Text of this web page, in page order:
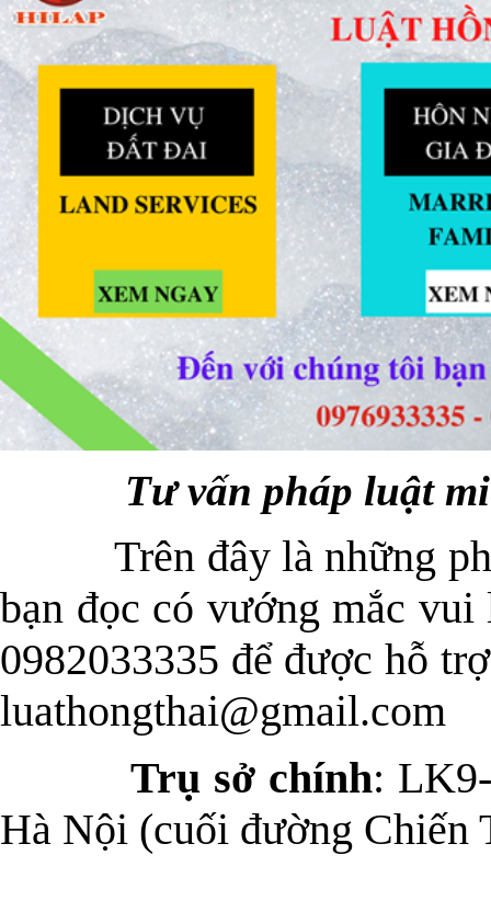
Tư vấn pháp luật
Trên đây là những
bạn đọc có vướng mắc
0982033335 để được hỗ
luathongthai@gmail.com
Trụ sở chính:
Hà Nội (cuối đường Chiến